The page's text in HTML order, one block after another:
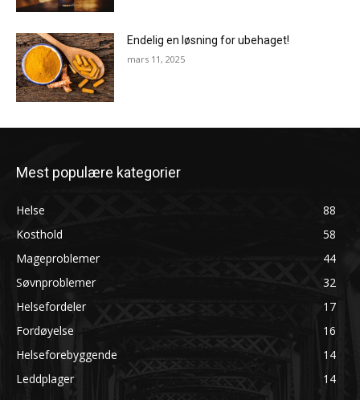
Endelig en løsning for ubehaget!
mars 11, 2025
Mest populære kategorier
Helse
88
Kosthold
58
Mageproblemer
44
Søvnproblemer
32
Helsefordeler
17
Fordøyelse
16
Helseforebyggende
14
Leddplager
14